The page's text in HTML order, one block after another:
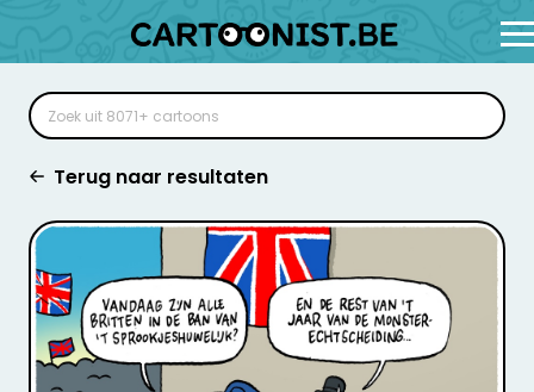
Terug naar resultaten